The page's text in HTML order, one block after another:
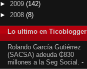
► 2009 (142)
► 2008 (8)
Lo ultimo en Ticoblogger
Rolando García Gutiérrez
(SACSA) adeuda ₵830
millones a la Seg Social. -